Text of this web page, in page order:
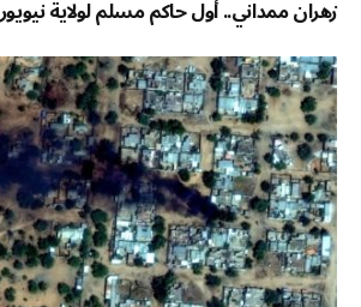
زهران ممداني.. أول حاكم مسلم لولاية